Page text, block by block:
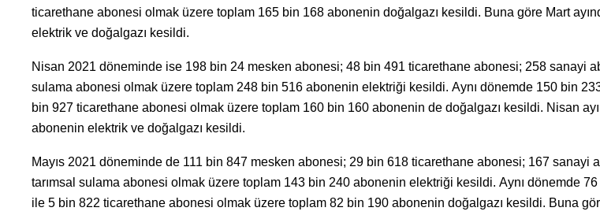
ticarethane abonesi olmak üzere toplam 165 bin 168 abonenin doğalgazı kesildi. Buna göre Mart
elektrik ve doğalgazı kesildi.
Nisan 2021 döneminde ise 198 bin 24 mesken abonesi; 48 bin 491 ticarethane abonesi; 258 sanayi
sulama abonesi olmak üzere toplam 248 bin 516 abonenin elektriği kesildi. Aynı dönemde 150 bin
bin 927 ticarethane abonesi olmak üzere toplam 160 bin 160 abonenin de doğalgazı kesildi. Nisan
abonenin elektrik ve doğalgazı kesildi.
Mayıs 2021 döneminde de 111 bin 847 mesken abonesi; 29 bin 618 ticarethane abonesi; 167 sanayi
tarımsal sulama abonesi olmak üzere toplam 143 bin 240 abonenin elektriği kesildi. Aynı dönemde
ile 5 bin 822 ticarethane abonesi olmak üzere toplam 82 bin 190 abonenin doğalgazı kesildi. Buna